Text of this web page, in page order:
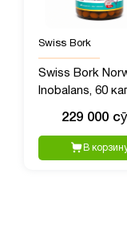
Swiss Bork
Swiss Bork
Inobalans, 60
229 000
В